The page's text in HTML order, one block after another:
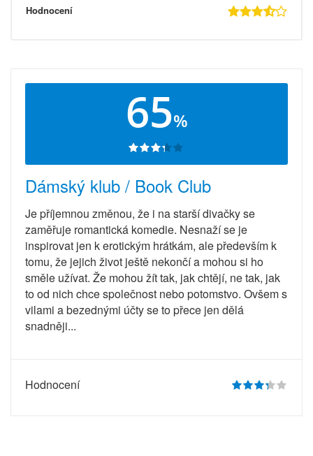
Hodnocení
65%
Dámský klub / Book Club
Je příjemnou změnou, že i na starší divačky se
zaměřuje romantická komedie. Nesnaží se je
inspirovat jen k erotickým hrátkám, ale především k
tomu, že jejich život ještě nekončí a mohou si ho
směle užívat. Že mohou žít tak, jak chtějí, ne tak, jak
to od nich chce společnost nebo potomstvo. Ovšem s
vilami a bezednými účty se to přece jen dělá
snadněji...
Hodnocení